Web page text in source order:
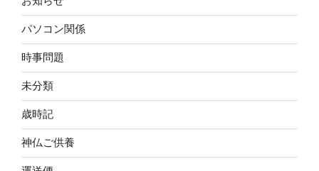
パソコン関係
時事問題
未分類
歳時記
神仏ご供養